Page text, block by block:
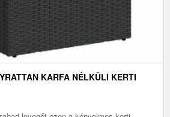
KARFA NÉLKÜLI KERTI